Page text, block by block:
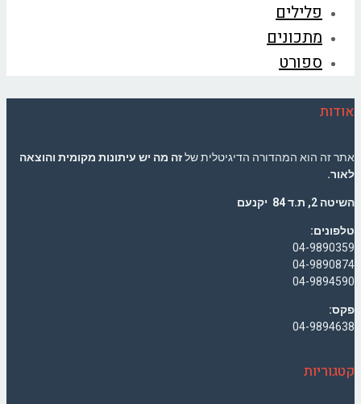
פלילים
מתכונים
ספורט
אודות
אתר זה הוא המהדורה הדיגיטלית שלזה מה יש עיתונות מקומית והוצאה
לאור.
השיטה 2, ת.ד 84 יקנעם
טלפונים:
04-9890359
04-9890874
04-9894590
פקס:
04-9894638
קטגוריות